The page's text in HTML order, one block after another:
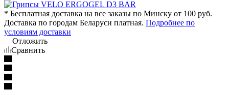
* Бесплатная доставка на все заказы по Минску от 100 руб.
Доставка по городам Беларуси платная. Подробнее по
условиям доставки
Отложить
Сравнить